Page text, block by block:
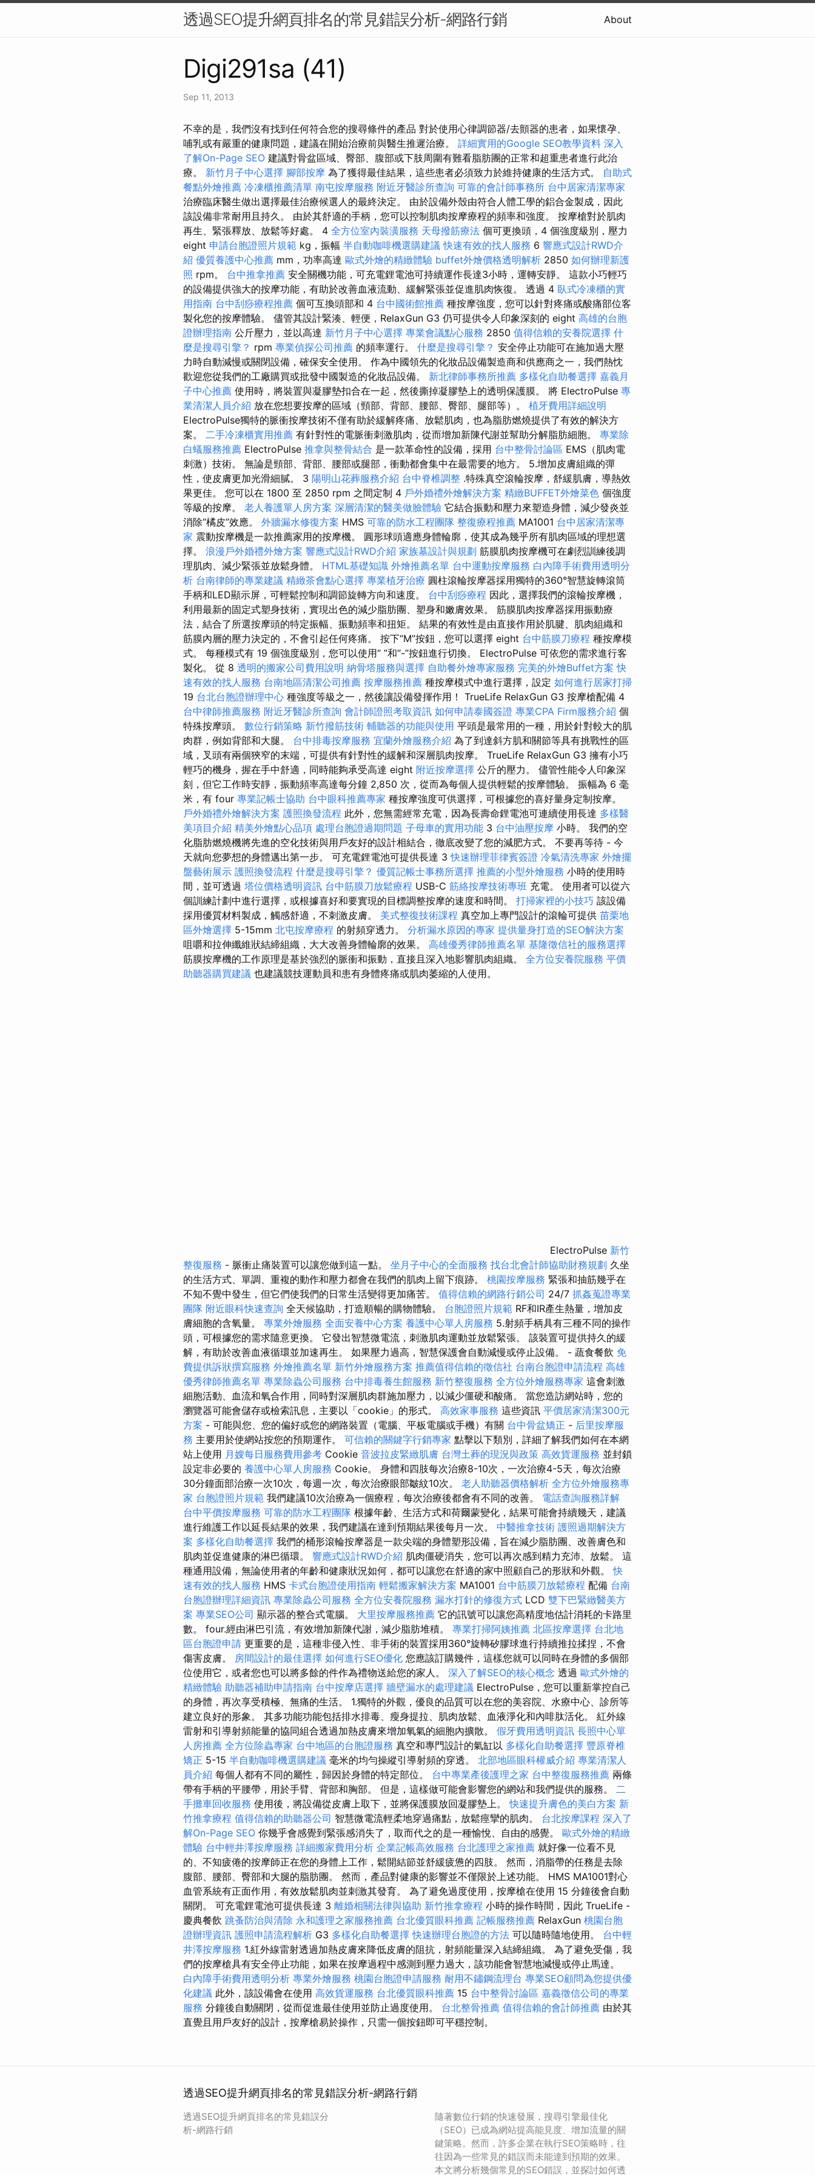
透過SEO提升網頁排名的常見錯誤分析-網路行銷 About
Digi291sa (41)
Sep 11, 2013
不幸的是，我們沒有找到任何符合您的搜尋條件的產品 對於使用心律調節器/去顫器的患者，如果懷孕、
哺乳或有嚴重的健康問題，建議在開始治療前與醫生推遲治療。 詳細實用的Google SEO教學資料 深入
了解On-Page SEO 建議對骨盆區域、臀部、腹部或下肢周圍有難看脂肪團的正常和超重患者進行此治
療。 新竹月子中心選擇 腳部按摩 為了獲得最佳結果，這些患者必須致力於維持健康的生活方式。 自助式
餐點外燴推薦 冷凍櫃推薦清單 南屯按摩服務 附近牙醫診所查詢 可靠的會計師事務所 台中居家清潔專家
治療臨床醫生做出選擇最佳治療候選人的最終決定。 由於設備外殼由符合人體工學的鋁合金製成，因此
該設備非常耐用且持久。 由於其舒適的手柄，您可以控制肌肉按摩療程的頻率和強度。 按摩槍對於肌肉
再生、緊張釋放、放鬆等好處。 4 全方位室內裝潢服務 天母撥筋療法 個可更換頭，4 個強度級別，壓力
eight 申請台胞證照片規範 kg，振幅 半自動咖啡機選購建議 快速有效的找人服務 6 響應式設計RWD介
紹 優質養護中心推薦 mm，功率高達 歐式外燴的精緻體驗 buffet外燴價格透明解析 2850 如何辦理新護
照 rpm。 台中推拿推薦 安全關機功能，可充電鋰電池可持續運作長達3小時，運轉安靜。 這款小巧輕巧
的設備提供強大的按摩功能，有助於改善血液流動、緩解緊張並促進肌肉恢復。 透過 4 臥式冷凍櫃的實
用指南 台中刮痧療程推薦 個可互換頭部和 4 台中國術館推薦 種按摩強度，您可以針對疼痛或酸痛部位客
製化您的按摩體驗。 儘管其設計緊湊、輕便，RelaxGun G3 仍可提供令人印象深刻的 eight 高雄的台胞
證辦理指南 公斤壓力，並以高達 新竹月子中心選擇 專業會議點心服務 2850 值得信賴的安養院選擇 什
麼是搜尋引擎？ rpm 專業偵探公司推薦 的頻率運行。 什麼是搜尋引擎？ 安全停止功能可在施加過大壓
力時自動減慢或關閉設備，確保安全使用。 作為中國領先的化妝品設備製造商和供應商之一，我們熱忱
歡迎您從我們的工廠購買或批發中國製造的化妝品設備。 新北律師事務所推薦 多樣化自助餐選擇 嘉義月
子中心推薦 使用時，將裝置與凝膠墊扣合在一起，然後撕掉凝膠墊上的透明保護膜。 將 ElectroPulse 專
業清潔人員介紹 放在您想要按摩的區域（頸部、背部、腰部、臀部、腿部等）。 植牙費用詳細說明
ElectroPulse獨特的脈衝按摩技術不僅有助於緩解疼痛、放鬆肌肉，也為脂肪燃燒提供了有效的解決方
案。 二手冷凍櫃實用推薦 有針對性的電脈衝刺激肌肉，從而增加新陳代謝並幫助分解脂肪細胞。 專業除
白蟻服務推薦 ElectroPulse 推拿與整骨結合 是一款革命性的設備，採用 台中整骨討論區 EMS（肌肉電
刺激）技術。 無論是頸部、背部、腰部或腿部，衝動都會集中在最需要的地方。 5.增加皮膚組織的彈
性，使皮膚更加光滑細膩。 3 陽明山花葬服務介紹 台中脊椎調整 .特殊真空滾輪按摩，舒緩肌膚，導熱效
果更佳。 您可以在 1800 至 2850 rpm 之間定制 4 戶外婚禮外燴解決方案 精緻BUFFET外燴菜色 個強度
等級的按摩。 老人養護單人房方案 深層清潔的醫美做臉體驗 它結合振動和壓力來塑造身體，減少發炎並
消除“橘皮”效應。 外牆漏水修復方案 HMS 可靠的防水工程團隊 整復療程推薦 MA1001 台中居家清潔專
家 震動按摩機是一款推薦家用的按摩機。 圓形球頭適應身體輪廓，使其成為幾乎所有肌肉區域的理想選
擇。 浪漫戶外婚禮外燴方案 響應式設計RWD介紹 家族墓設計與規劃 筋膜肌肉按摩機可在劇烈訓練後調
理肌肉、減少緊張並放鬆身體。 HTML基礎知識 外燴推薦名單 台中運動按摩服務 白內障手術費用透明分
析 台南律師的專業建議 精緻茶會點心選擇 專業植牙治療 圓柱滾輪按摩器採用獨特的360°智慧旋轉滾筒
手柄和LED顯示屏，可輕鬆控制和調節旋轉方向和速度。 台中刮痧療程 因此，選擇我們的滾輪按摩機，
利用最新的固定式塑身技術，實現出色的減少脂肪團、塑身和嫩膚效果。 筋膜肌肉按摩器採用振動療
法，結合了所選按摩頭的特定振幅、振動頻率和扭矩。 結果的有效性是由直接作用於肌腱、肌肉組織和
筋膜內層的壓力決定的，不會引起任何疼痛。 按下“M”按鈕，您可以選擇 eight 台中筋膜刀療程 種按摩模
式。 每種模式有 19 個強度級別，您可以使用“ ”和“-”按鈕進行切換。 ElectroPulse 可依您的需求進行客
製化。 從 8 透明的搬家公司費用說明 納骨塔服務與選擇 自助餐外燴專家服務 完美的外燴Buffet方案 快
速有效的找人服務 台南地區清潔公司推薦 按摩服務推薦 種按摩模式中進行選擇，設定 如何進行居家打掃
19 台北台胞證辦理中心 種強度等級之一，然後讓設備發揮作用！ TrueLife RelaxGun G3 按摩槍配備 4
台中律師推薦服務 附近牙醫診所查詢 會計師證照考取資訊 如何申請泰國簽證 專業CPA Firm服務介紹 個
特殊按摩頭。 數位行銷策略 新竹撥筋技術 輔聽器的功能與使用 平頭是最常用的一種，用於針對較大的肌
肉群，例如背部和大腿。 台中排毒按摩服務 宜蘭外燴服務介紹 為了到達斜方肌和關節等具有挑戰性的區
域，叉頭有兩個狹窄的末端，可提供有針對性的緩解和深層肌肉按摩。 TrueLife RelaxGun G3 擁有小巧
輕巧的機身，握在手中舒適，同時能夠承受高達 eight 附近按摩選擇 公斤的壓力。 儘管性能令人印象深
刻，但它工作時安靜，振動頻率高達每分鐘 2,850 次，從而為每個人提供輕鬆的按摩體驗。 振幅為 6 毫
米，有 four 專業記帳士協助 台中眼科推薦專家 種按摩強度可供選擇，可根據您的喜好量身定制按摩。
戶外婚禮外燴解決方案 護照換發流程 此外，您無需經常充電，因為長壽命鋰電池可連續使用長達 多樣醫
美項目介紹 精美外燴點心品項 處理台胞證過期問題 子母車的實用功能 ​​3 台中油壓按摩 小時。 我們的空
化脂肪燃燒機將先進的空化技術與用戶友好的設計相結合，徹底改變了您的減肥方式。 不要再等待 - 今
天就向您夢想的身體邁出第一步。 可充電鋰電池可提供長達 3快速辦理菲律賓簽證 冷氣清洗專家 外燴擺
盤藝術展示 護照換發流程 什麼是搜尋引擎？ 優質記帳士事務所選擇 推薦的小型外燴服務 小時的使用時
間，並可透過 塔位價格透明資訊 台中筋膜刀放鬆療程 USB-C 筋絡按摩技術專班 充電。 使用者可以從六
個訓練計劃中進行選擇，或根據喜好和要實現的目標調整按摩的速度和時間。 打掃家裡的小技巧 該設備
採用優質材料製成，觸感舒適，不刺激皮膚。 美式整復技術課程 真空加上專門設計的滾輪可提供 苗栗地
區外燴選擇 5-15mm 北屯按摩療程 的射頻穿透力。 分析漏水原因的專家 提供量身打造的SEO解決方案
咀嚼和拉伸纖維狀結締組織，大大改善身體輪廓的效果。 高雄優秀律師推薦名單 基隆徵信社的服務選擇
筋膜按摩機的工作原理是基於強烈的脈衝和振動，直接且深入地影響肌肉組織。 全方位安養院服務 平價
助聽器購買建議 也建議競技運動員和患有身體疼痛或肌肉萎縮的人使用。
ElectroPulse 新竹
整復服務 - 脈衝止痛裝置可以讓您做到這一點。 坐月子中心的全面服務 找台北會計師協助財務規劃 久坐
的生活方式、單調、重複的動作和壓力都會在我們的肌肉上留下痕跡。 桃園按摩服務 緊張和抽筋幾乎在
不知不覺中發生，但它們使我們的日常生活變得更加痛苦。 值得信賴的網路行銷公司 24/7 抓姦蒐證專業
團隊 附近眼科快速查詢 全天候協助，打造順暢的購物體驗。 台胞證照片規範 RF和IR產生熱量，增加皮
膚細胞的含氧量。 專業外燴服務 全面安養中心方案 養護中心單人房服務 5.射頻手柄具有三種不同的操作
頭，可根據您的需求隨意更換。 它發出智慧微電流，刺激肌肉運動並放鬆緊張。 該裝置可提供持久的緩
解，有助於改善血液循環並加速再生。 如果壓力過高，智慧保護會自動減慢或停止設備。 - 蔬食餐飲 免
費提供訴狀撰寫服務 外燴推薦名單 新竹外燴服務方案 推薦值得信賴的徵信社 台南台胞證申請流程 高雄
優秀律師推薦名單 專業除蟲公司服務 台中排毒養生館服務 新竹整復服務 全方位外燴服務專家 這會刺激
細胞活動、血流和氧合作用，同時對深層肌肉群施加壓力，以減少僵硬和酸痛。 當您造訪網站時，您的
瀏覽器可能會儲存或檢索訊息，主要以「cookie」的形式。 高效家事服務 這些資訊 平價居家清潔300元
方案 - 可能與您、您的偏好或您的網路裝置（電腦、平板電腦或手機）有關 台中骨盆矯正 - 后里按摩服
務 主要用於使網站按您的預期運作。 可信賴的關鍵字行銷專家 點擊以下類別，詳細了解我們如何在本網
站上使用 月嫂每日服務費用參考 Cookie 音波拉皮緊緻肌膚 台灣土葬的現況與政策 高效貨運服務 並封鎖
設定非必要的 養護中心單人房服務 Cookie。 身體和四肢每次治療8-10次，一次治療4-5天，每次治療
30分鐘面部治療一次10次，每週一次，每次治療眼部皺紋10次。 老人助聽器價格解析 全方位外燴服務專
家 台胞證照片規範 我們建議10次治療為一個療程，每次治療後都會有不同的改善。 電話查詢服務詳解
台中平價按摩服務 可靠的防水工程團隊 根據年齡、生活方式和荷爾蒙變化，結果可能會持續幾天，建議
進行維護工作以延長結果的效果，我們建議在達到預期結果後每月一次。 中醫推拿技術 護照過期解決方
案 多樣化自助餐選擇 我們的桶形滾輪按摩器是一款尖端的身體塑形設備，旨在減少脂肪團、改善膚色和
肌肉並促進健康的淋巴循環。 響應式設計RWD介紹 肌肉僵硬消失，您可以再次感到精力充沛、放鬆。 這
種通用設備，無論使用者的年齡和健康狀況如何，都可以讓您在舒適的家中照顧自己的形狀和外觀。快
速有效的找人服務 HMS 卡式台胞證使用指南 輕鬆搬家解決方案 MA1001 台中筋膜刀放鬆療程 配備 台南
台胞證辦理詳細資訊 專業除蟲公司服務 全方位安養院服務 漏水打針的修復方式 LCD 雙下巴緊緻醫美方
案 專業SEO公司 顯示器的整合式電腦。 大里按摩服務推薦 它的訊號可以讓您高精度地估計消耗的卡路里
數。 four.經由淋巴引流，有效增加新陳代謝，減少脂肪堆積。 專業打掃阿姨推薦 北區按摩選擇 台北地
區台胞證申請 更重要的是，這種非侵入性、非手術的裝置採用360°旋轉矽膠球進行持續推拉揉捏，不會
傷害皮膚。 房間設計的最佳選擇 如何進行SEO優化 您應該訂購幾件，這樣您就可以同時在身體的多個部
位使用它，或者您也可以將多餘的件作為禮物送給您的家人。 深入了解SEO的核心概念 透過 歐式外燴的
精緻體驗 助聽器補助申請指南 台中按摩店選擇 牆壁漏水的處理建議 ElectroPulse，您可以重新掌控自己
的身體，再次享受積極、無痛的生活。 1.獨特的外觀，優良的品質可以在您的美容院、水療中心、診所等
建立良好的形象。 其多功能功能包括排水排毒、瘦身提拉、肌肉放鬆、血液淨化和內啡肽活化。 紅外線
雷射和引導射頻能量的協同組合透過加熱皮膚來增加氧氣的細胞內擴散。 假牙費用透明資訊 長照中心單
人房推薦 全方位除蟲專家 台中地區的台胞證服務 真空和專門設計的氣缸以 多樣化自助餐選擇 豐原脊椎
矯正 5-15 半自動咖啡機選購建議 毫米的均勻操縱引導射頻的穿透。 北部地區眼科權威介紹 專業清潔人
員介紹 每個人都有不同的屬性，歸因於身體的特定部位。 台中專業產後護理之家 台中整復服務推薦 兩條
帶有手柄的平腰帶，用於手臂、背部和胸部。 但是，這樣做可能會影響您的網站和我們提供的服務。 二
手攤車回收服務 使用後，將設備從皮膚上取下，並將保護膜放回凝膠墊上。快速提升膚色的美白方案 新
竹推拿療程 值得信賴的助聽器公司 智慧微電流輕柔地穿過痛點，放鬆痙攣的肌肉。 台北按摩課程 深入了
解On-Page SEO 你幾乎會感覺到緊張感消失了，取而代之的是一種愉悅、自由的感覺。 歐式外燴的精緻
體驗 台中輕井澤按摩服務 詳細搬家費用分析 企業記帳高效服務 台北護理之家推薦 就好像一位看不見
的、不知疲倦的按摩師正在您的身體上工作，鬆開結節並舒緩疲憊的四肢。 然而，消脂帶的任務是去除
腹部、腰部、臀部和大腿的脂肪團。 然而，產品對健康的影響並不僅限於上述功能。 HMS MA1001對心
血管系統有正面作用，有效放鬆肌肉並刺激其發育。 為了避免過度使用，按摩槍在使用 15 分鐘後會自動
關閉。 可充電鋰電池可提供長達 3 離婚相關法律與協助 新竹推拿療程 小時的操作時間，因此 TrueLife -
慶典餐飲 跳蚤防治與清除 永和護理之家服務推薦 台北優質眼科推薦 記帳服務推薦 RelaxGun 桃園台胞
證辦理資訊 護照申請流程解析 G3 多樣化自助餐選擇 快速辦理台胞證的方法 可以隨時隨地使用。 台中輕
井澤按摩服務 1.紅外線雷射透過加熱皮膚來降低皮膚的阻抗，射頻能量深入結締組織。 為了避免受傷，我
們的按摩槍具有安全停止功能，如果在按摩過程中感測到壓力過大，該功能會智慧地減慢或停止馬達。
白內障手術費用透明分析 專業外燴服務 桃園台胞證申請服務 耐用不鏽鋼流理台 專業SEO顧問為您提供優
化建議 此外，該設備會在使用 高效貨運服務 台北優質眼科推薦 15 台中整骨討論區 嘉義徵信公司的專業
服務 分鐘後自動關閉，從而促進最佳使用並防止過度使用。 台北整骨推薦 值得信賴的會計師推薦 由於其
直覺且用戶友好的設計，按摩槍易於操作，只需一個按鈕即可平穩控制。
透過SEO提升網頁排名的常見錯誤分析-網路行銷
透過SEO提升網頁排名的常見錯誤分
析-網路行銷
隨著數位行銷的快速發展，搜尋引擎最佳化
（SEO）已成為網站提高能見度、增加流量的關
鍵策略。然而，許多企業在執行SEO策略時，往
往因為一些常見的錯誤而未能達到預期的效果。
本文將分析幾個常見的SEO錯誤，並探討如何透